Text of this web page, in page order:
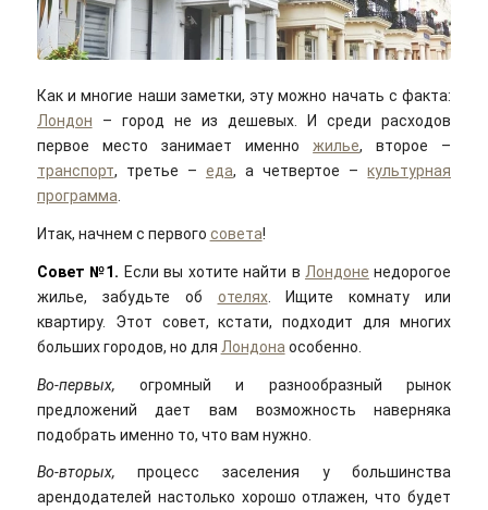
Как и многие наши заметки, эту можно начать с факта:
Лондон – город не из дешевых. И среди расходов
первое место занимает именножилье, второе –
транспорт, третье – еда, а четвертое –культурная
программа
Итак, начнем с первого совета!
Совет №1. Если вы хотите найти в Лондоне недорогое
жилье, забудьте об отелях. Ищите комнату или
квартиру. Этот совет, кстати, подходит для многих
больших городов, но для Лондона особенно.
Во-первых, огромный и разнообразный рынок
предложений дает вам возможность наверняка
подобрать именно то, что вам нужно.
Во-вторых, процесс заселения у большинства
арендодателей настолько хорошо отлажен, что будет